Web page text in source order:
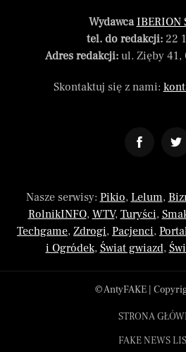
WydawcaIBERION
tel. do redakcji: 22
Adres redakcji:ul. Zięby 41,
Skontaktuj się z nami:
Nasze serwisy: Pikio, Lelum,
RolnikINFO, WTV, Turyści,
Techgame, Zdrogi, Pacjenci,
i Ogródek, Świat gwiazd,
© AntyFAKE |
STRONA
FAKE NEWS